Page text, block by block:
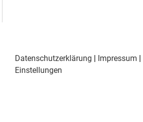
Datenschutzerklärung Impressum
Einstellungen